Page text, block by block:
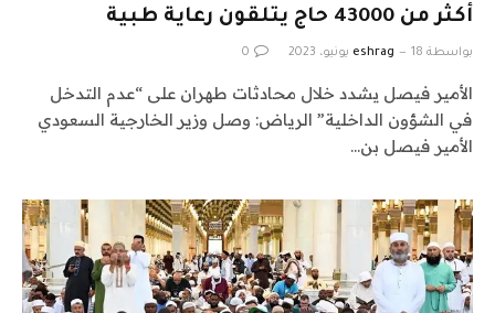
أكثر من 43000 حاج يتلقون رعاية طبية
بواسطة eshrag 18 يونيو، 2023 0
الأمير فيصل يشدد خلال محادثات طهران على “عدم التدخل
في الشؤون الداخلية” الرياض: وصل وزير الخارجية السعودي
الأمير فيصل بن…